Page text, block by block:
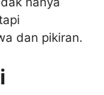
dan pikiran.